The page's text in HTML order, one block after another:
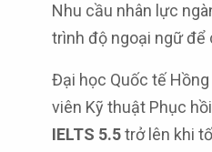
Nhu cầu nhân lực
trình độ ngoại ngữ để
Đại học Quốc tế
viên Kỹ thuật Phục
IELTS 5.5trở lên khi